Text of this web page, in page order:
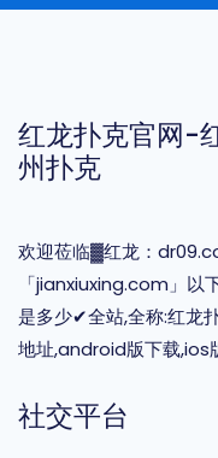
红龙扑克官网-
州扑克
欢迎莅临▓红龙：
「jianxiuxing.com」
是多少✔全站,全称:红龙
地址,android版下载,ios
社交平台